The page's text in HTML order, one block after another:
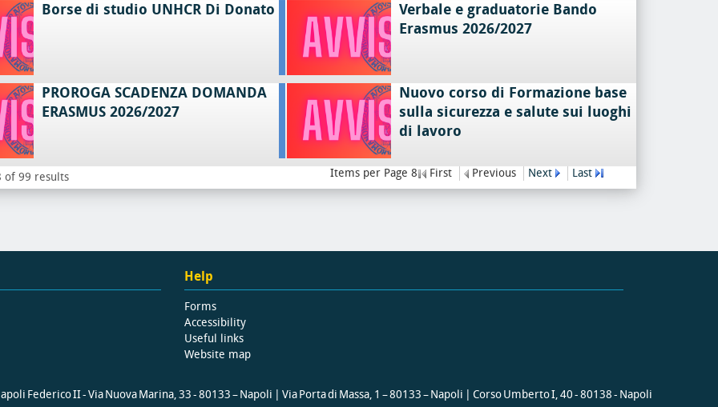
Borse di studio UNHCR Di Donato
Verbale e graduatorie Bando
Erasmus 2026/2027
PROROGA SCADENZA DOMANDA
ERASMUS 2026/2027
Nuovo corso di Formazione base
sulla sicurezza e salute sui luoghi
di lavoro
of 99 results Items per Page 8 First Previous Next Last
Help
Forms
Accessibility
Useful links
Website map
Federico II - Via Nuova Marina, 33 - 80133 – Napoli | Via Porta di Massa, 1 – 80133 – Napoli | Corso Umberto I, 40 - 80138 - Napoli